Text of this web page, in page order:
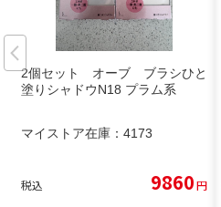
2個セット オーブ ブラシひと
塗りシャドウN18 プラム系
マイストア在庫： 4173
税込 9860円